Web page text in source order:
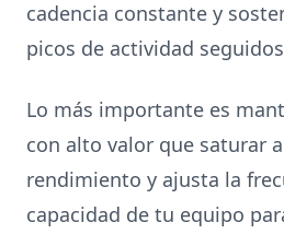
cadencia constante y
picos de actividad
Lo más importante es
con alto valor que saturar
rendimiento y ajusta la
capacidad de tu equipo